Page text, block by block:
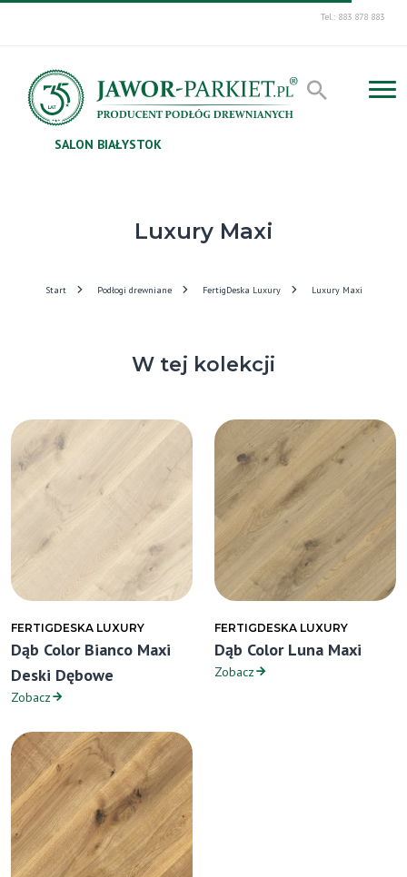
Tel.: 883 878 883
SALON BIAŁYSTOK
Luxury Maxi
Start Podłogi drewniane FertigDeska Luxury Luxury Maxi
W tej kolekcji
FERTIGDESKA LUXURY
Dąb Color Bianco Maxi
Deski Dębowe
Zobacz
FERTIGDESKA LUXURY
Dąb Color Luna Maxi
Zobacz